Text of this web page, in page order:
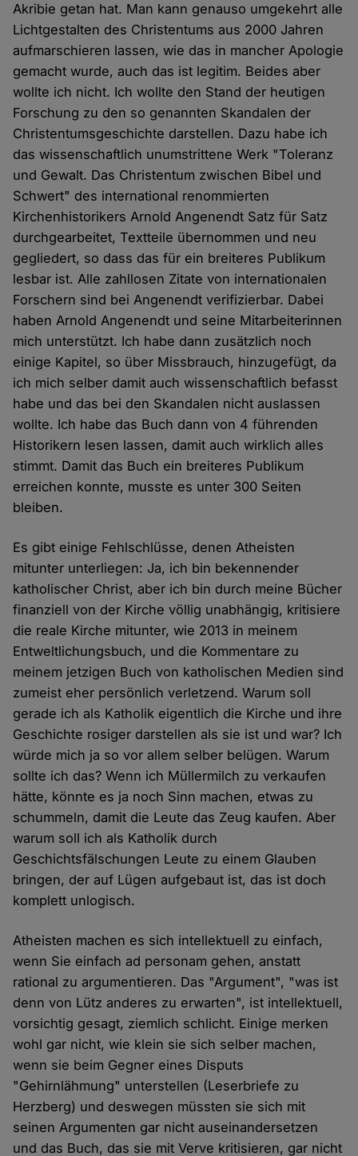
Akribie getan hat. Man kann genauso umgekehrt alle
Lichtgestalten des Christentums aus 2000 Jahren
aufmarschieren lassen, wie das in mancher Apologie
gemacht wurde, auch das ist legitim. Beides aber
wollte ich nicht. Ich wollte den Stand der heutigen
Forschung zu den so genannten Skandalen der
Christentumsgeschichte darstellen. Dazu habe ich
das wissenschaftlich unumstrittene Werk "Toleranz
und Gewalt. Das Christentum zwischen Bibel und
Schwert" des international renommierten
Kirchenhistorikers Arnold Angenendt Satz für Satz
durchgearbeitet, Textteile übernommen und neu
gegliedert, so dass das für ein breiteres Publikum
lesbar ist. Alle zahllosen Zitate von internationalen
Forschern sind bei Angenendt verifizierbar. Dabei
haben Arnold Angenendt und seine Mitarbeiterinnen
mich unterstützt. Ich habe dann zusätzlich noch
einige Kapitel, so über Missbrauch, hinzugefügt, da
ich mich selber damit auch wissenschaftlich befasst
habe und das bei den Skandalen nicht auslassen
wollte. Ich habe das Buch dann von 4 führenden
Historikern lesen lassen, damit auch wirklich alles
stimmt. Damit das Buch ein breiteres Publikum
erreichen konnte, musste es unter 300 Seiten
bleiben.
Es gibt einige Fehlschlüsse, denen Atheisten
mitunter unterliegen: Ja, ich bin bekennender
katholischer Christ, aber ich bin durch meine Bücher
finanziell von der Kirche völlig unabhängig, kritisiere
die reale Kirche mitunter, wie 2013 in meinem
Entweltlichungsbuch, und die Kommentare zu
meinem jetzigen Buch von katholischen Medien sind
zumeist eher persönlich verletzend. Warum soll
gerade ich als Katholik eigentlich die Kirche und ihre
Geschichte rosiger darstellen als sie ist und war? Ich
würde mich ja so vor allem selber belügen. Warum
sollte ich das? Wenn ich Müllermilch zu verkaufen
hätte, könnte es ja noch Sinn machen, etwas zu
schummeln, damit die Leute das Zeug kaufen. Aber
warum soll ich als Katholik durch
Geschichtsfälschungen Leute zu einem Glauben
bringen, der auf Lügen aufgebaut ist, das ist doch
komplett unlogisch.
Atheisten machen es sich intellektuell zu einfach,
wenn Sie einfach ad personam gehen, anstatt
rational zu argumentieren. Das "Argument", "was ist
denn von Lütz anderes zu erwarten", ist intellektuell,
vorsichtig gesagt, ziemlich schlicht. Einige merken
wohl gar nicht, wie klein sie sich selber machen,
wenn sie beim Gegner eines Disputs
"Gehirnlähmung" unterstellen (Leserbriefe zu
Herzberg) und deswegen müssten sie sich mit
seinen Argumenten gar nicht auseinandersetzen
und das Buch, das sie mit Verve kritisieren, gar nicht